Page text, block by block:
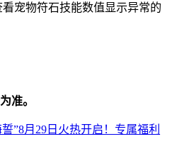
宠物符石技能数值显示异常的
准。
”8月29日火热开启！专属福利